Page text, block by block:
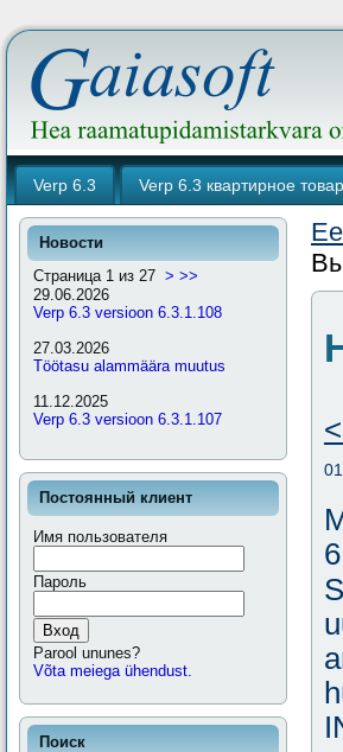
Verp 6.3 Verp 6.3 квартирное
Новости
Страница 1 из 27 > >>
29.06.2026
Verp 6.3 versioon 6.3.1.108
27.03.2026
Töötasu alammäära muutus
11.12.2025
Verp 6.3 versioon 6.3.1.107
Постоянный клиент
Имя пользователя
Пароль
Вход
Parool ununes?
Võta meiega ühendust.
Поиск